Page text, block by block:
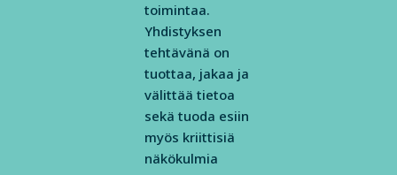
toimintaa.
Yhdistyksen
tehtävänä on
tuottaa, jakaa ja
välittää tietoa
sekä tuoda esiin
myös kriittisiä
näkökulmia